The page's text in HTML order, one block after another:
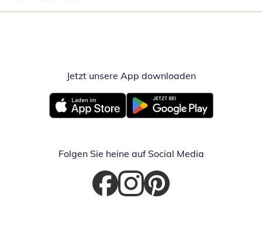
Jetzt unsere App downloadenÖffnet in
Öffnet in neuem FensterÖffnet in neuem Fenster
Folgen Sie heine auf Social Media
Öffnet in neuem Fenster
Öffnet in neuem Fenster
Öffnet in neuem Fenster